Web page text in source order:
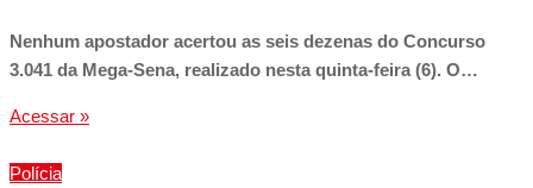
Nenhum apostador acertou as seis dezenas do Concurso
3.041 da Mega-Sena, realizado nesta quinta-feira (6). O…
Acessar »
Polícia